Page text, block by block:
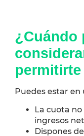
¿Cuándo
Puedes estar en
La cuota no
ingresos
Dispones